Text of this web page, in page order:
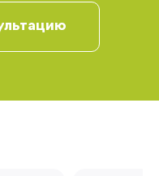
статус своих